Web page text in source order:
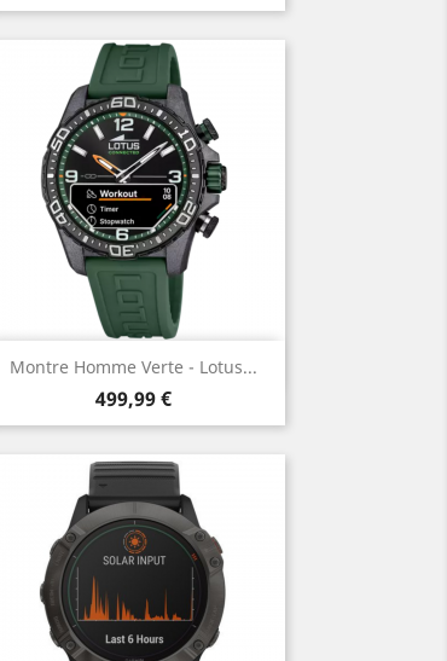
Montre Homme Verte - Lotus...
Prix
499,99 €
Aperçu rapide